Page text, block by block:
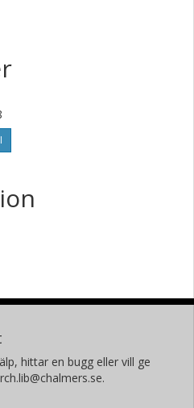
hittar en bugg eller vill ge